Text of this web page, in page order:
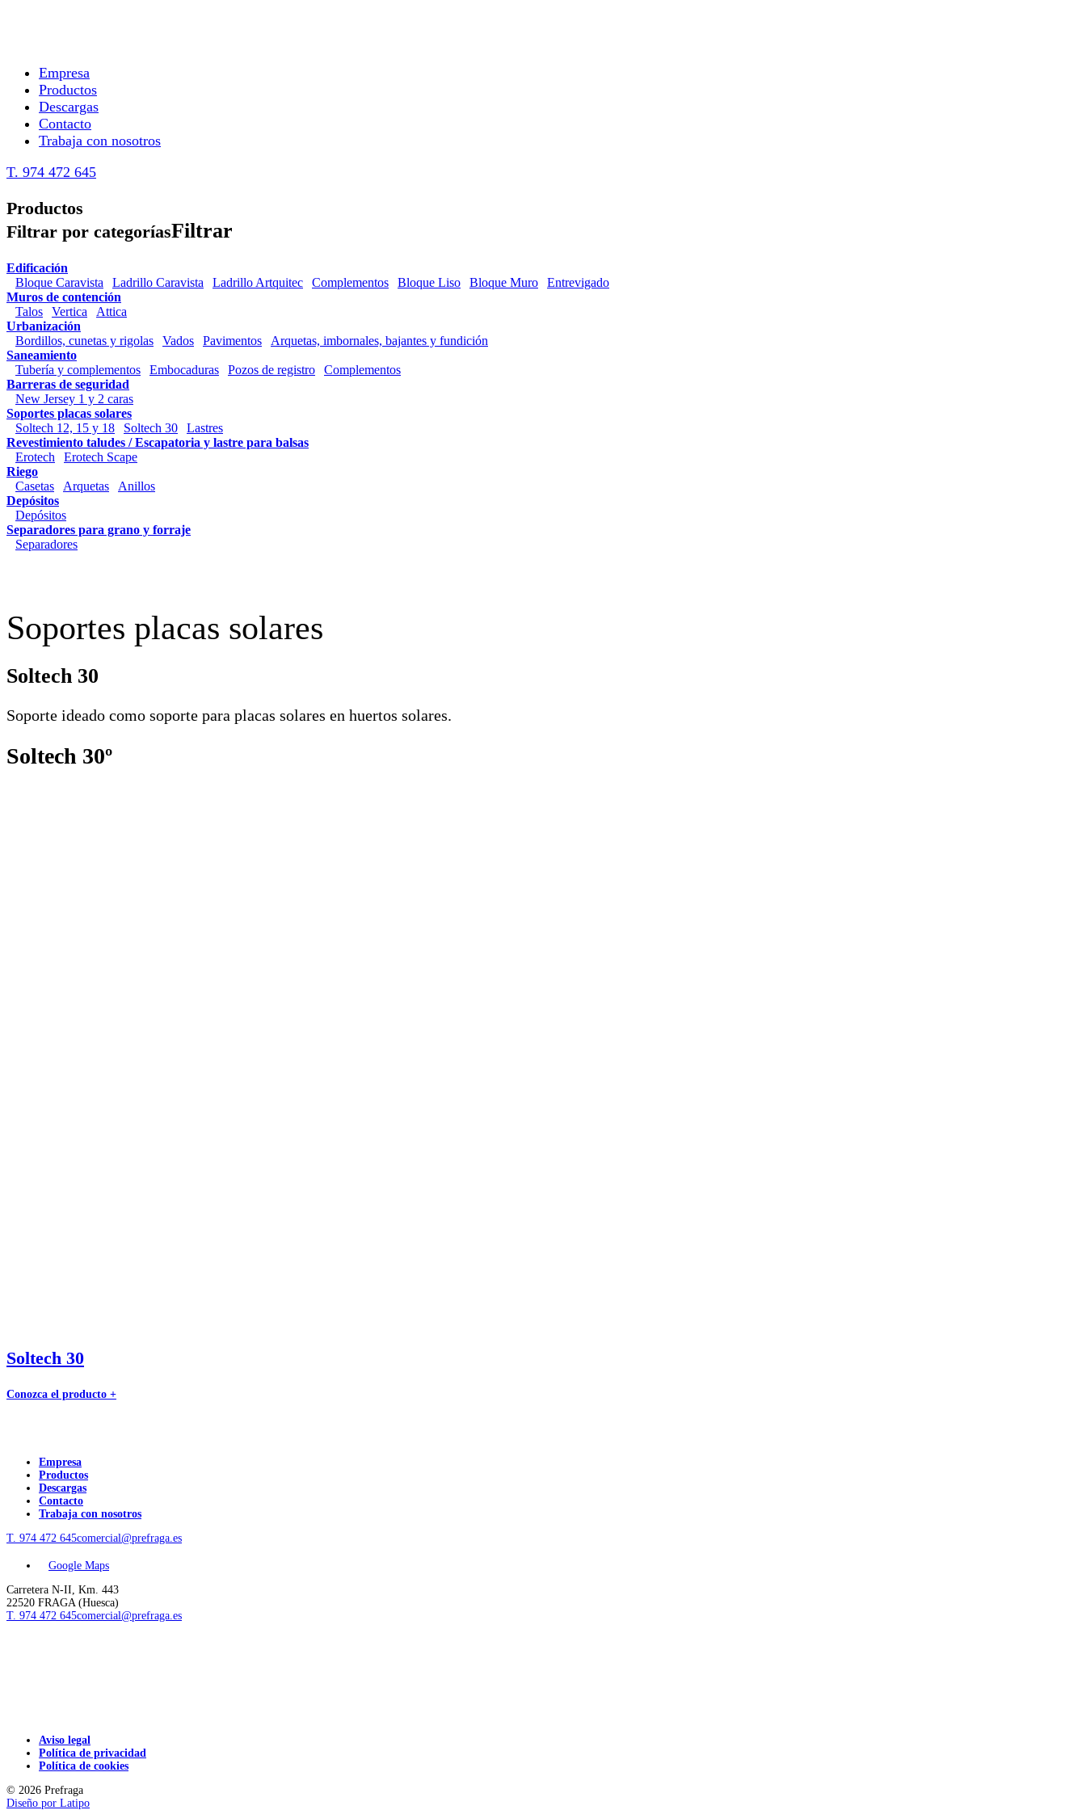
Empresa
Productos
Descargas
Contacto
Trabaja con nosotros
T. 974 472 645
Productos
Filtrar por categoríasFiltrar
Edificación
Bloque Caravista
Ladrillo Caravista Ladrillo Artquitec Complementos Bloque Liso Bloque Muro
Entrevigado
Muros de contención
Talos
Vertica
Attica
Urbanización
Bordillos, cunetas y rigolas
Vados Pavimentos
Arquetas, imbornales, bajantes y fundición
Saneamiento
Tubería y complementos
Embocaduras Pozos de registro
Complementos
Barreras de seguridad
New Jersey 1 y 2 caras
Soportes placas solares
Soltech 12, 15 y 18
Soltech 30
Lastres
Revestimiento taludes / Escapatoria y lastre para balsas
Erotech
Erotech Scape
Riego
Casetas
Arquetas
Anillos
Depósitos
Depósitos
Separadores para grano y forraje
Separadores
Soportes placas solares
Soltech 30
Soporte ideado como soporte para placas solares en huertos solares.
Soltech 30º
Soltech 30
Conozca el producto +
Empresa
Productos
Descargas
Contacto
Trabaja con nosotros
T. 974 472 645comercial@prefraga.es
Google Maps
Carretera N-II, Km. 443
22520 FRAGA (Huesca)
T. 974 472 645comercial@prefraga.es
Aviso legal
Política de privacidad
Política de cookies
© 2026 Prefraga
Diseño por Latipo